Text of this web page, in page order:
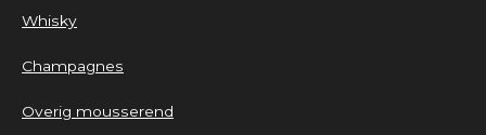
Whisky
Champagnes
Overig mousserend